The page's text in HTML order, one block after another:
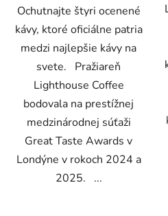
Ochutnajte štyri ocenené
kávy, ktoré oficiálne patria
medzi najlepšie kávy na
svete. Pražiareň
Lighthouse Coffee
bodovala na prestížnej
medzinárodnej súťaži
Great Taste Awards v
Londýne v rokoch 2024 a
2025. ...